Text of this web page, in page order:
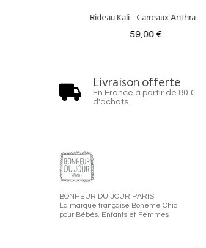
Rideau Kali - Rayures Curry
59,00 €
Livraison offerte
En France à partir de 80 €
d'achats
BONHEUR DU JOUR PARIS
La marque française Bohème Chic
pour Bébés, Enfants et Femmes